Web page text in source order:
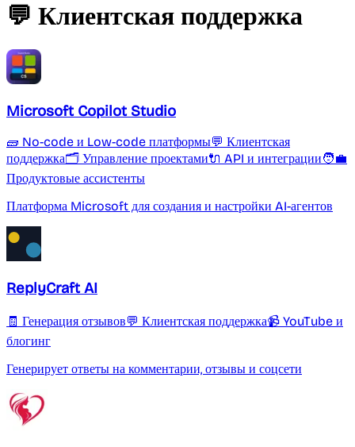
💬 Клиентская поддержка
Microsoft Copilot Studio
🧱 No-code и Low-code платформы💬 Клиентская
поддержка🗂 Управление проектами🔌 API и интеграции🧑‍💼
Продуктовые ассистенты
Платформа Microsoft для создания и настройки AI-агентов
ReplyCraft AI
🧾 Генерация отзывов💬 Клиентская поддержка📹 YouTube и
блогинг
Генерирует ответы на комментарии, отзывы и соцсети